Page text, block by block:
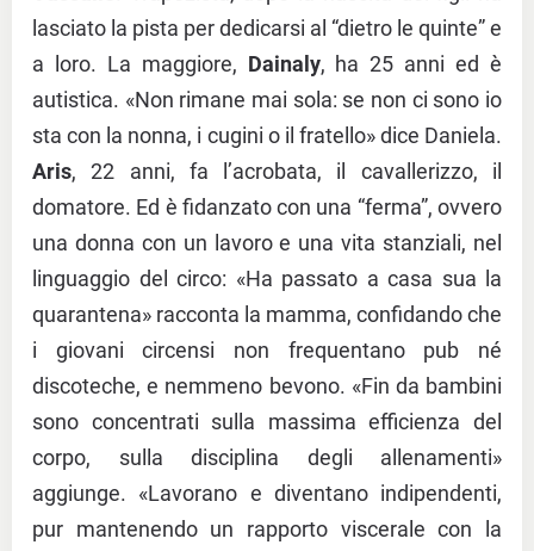
lasciato la pista per dedicarsi al “dietro le quinte” e
a loro. La maggiore, Dainaly, ha 25 anni ed è
autistica. «Non rimane mai sola: se non ci sono io
sta con la nonna, i cugini o il fratello» dice Daniela.
Aris, 22 anni, fa l’acrobata, il cavallerizzo, il
domatore. Ed è fidanzato con una “ferma”, ovvero
una donna con un lavoro e una vita stanziali, nel
linguaggio del circo: «Ha passato a casa sua la
quarantena» racconta la mamma, confidando che
i giovani circensi non frequentano pub né
discoteche, e nemmeno bevono. «Fin da bambini
sono concentrati sulla massima efficienza del
corpo, sulla disciplina degli allenamenti»
aggiunge. «Lavorano e diventano indipendenti,
pur mantenendo un rapporto viscerale con la